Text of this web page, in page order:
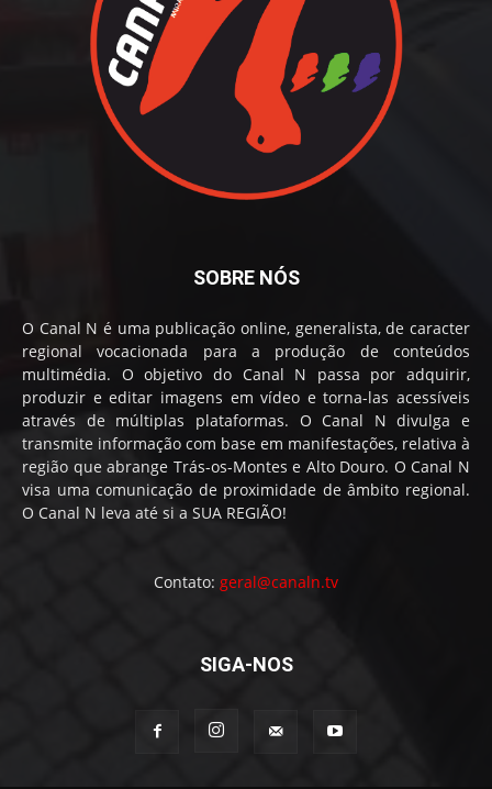
SOBRE NÓS
O Canal N é uma publicação online, generalista, de caracter
regional vocacionada para a produção de conteúdos
multimédia. O objetivo do Canal N passa por adquirir,
produzir e editar imagens em vídeo e torna-las acessíveis
através de múltiplas plataformas. O Canal N divulga e
transmite informação com base em manifestações, relativa à
região que abrange Trás-os-Montes e Alto Douro. O Canal N
visa uma comunicação de proximidade de âmbito regional.
O Canal N leva até si a SUA REGIÃO!
Contato: geral@canaln.tv
SIGA-NOS